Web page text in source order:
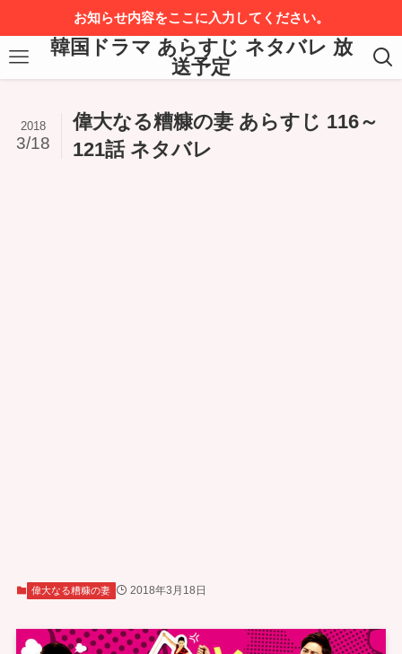
お知らせ内容をここに入力してください。
韓国ドラマ あらすじ ネタバレ 放
送予定
偉大なる糟糠の妻 あらすじ 116～
121話 ネタバレ
2018
3/18
偉大なる糟糠の妻 2018年3月18日